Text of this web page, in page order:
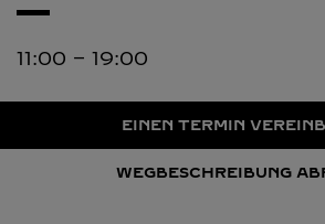
11:00 - 19:00
EINEN TERMIN
WEGBESCHREIBUNG